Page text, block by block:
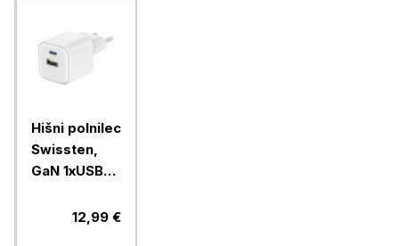
Hišni polnilec
Swissten,
GaN 1xUSB-C
PD,1xUSB-A
12,99 €